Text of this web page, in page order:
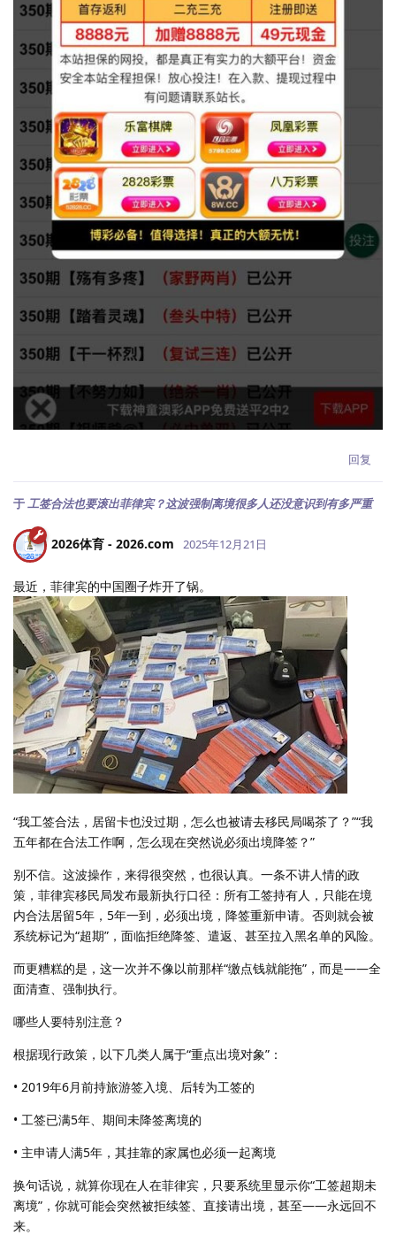
回复
于工签合法也要滚出菲律宾？这波强制离境很多人还没意识到有多严重
2026体育 - 2026.​com 2025年12月21日
最近，菲律宾的中国圈子炸开了锅。
“我工签合法，居留卡也没过期，怎么也被请去移民局喝茶了？”“我
五年都在合法工作啊，怎么现在突然说必须出境降签？”
别不信。这波操作，来得很突然，也很认真。一条不讲人情的政
策，菲律宾移民局发布最新执行口径：所有工签持有人，只能在境
内合法居留5年，5年一到，必须出境，降签重新申请。否则就会被
系统标记为“超期”，面临拒绝降签、遣返、甚至拉入黑名单的风险。
而更糟糕的是，这一次并不像以前那样“缴点钱就能拖”，而是——全
面清查、强制执行。
哪些人要特别注意？
根据现行政策，以下几类人属于“重点出境对象”：
• 2019年6月前持旅游签入境、后转为工签的
• 工签已满5年、期间未降签离境的
• 主申请人满5年，其挂靠的家属也必须一起离境
换句话说，就算你现在人在菲律宾，只要系统里显示你“工签超期未
离境”，你就可能会突然被拒续签、直接请出境，甚至——永远回不
来。